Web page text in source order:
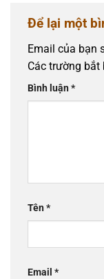
Để lại một
Email của bạn
Các trường
Bình luận*
Tên*
Email *